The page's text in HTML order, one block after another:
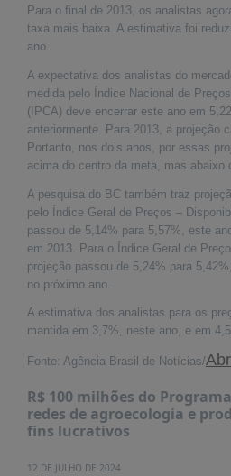
DADOS
FRENTE
PARLAMENTAR
SOBRE
A
FRENTE
MATERIAIS
INFORMAÇÕES
CURSOS
E
EVENTOS
INSCRIÇÕES
MATERIAIS
PUBLICAÇÕES
Para o final de 2013, os analistas
taxa mais baixa. A estimativa foi
ano.
A expectativa dos analistas do
medida pelo Índice Nacional de
(IPCA) deve encerrar este ano em
anteriormente. Para 2013, a projeção
Portanto, nos dois anos, por essas
acima do centro da meta, mas abaixo
A pesquisa do BC também traz
pelo Índice Geral de Preços –
passou de 5,14% para 5,57%, este
em 2013. Para o Índice Geral de
projeção passou de 5,24% para
no próximo ano.
A estimativa dos analistas para os
mantida em 3,7%, neste ano, e em
Fonte: Agência Brasil de Notícias/Abr
R$ 100 milhões do
redes de agroecologia e
fins lucrativos
12 DE JULHO DE 2024